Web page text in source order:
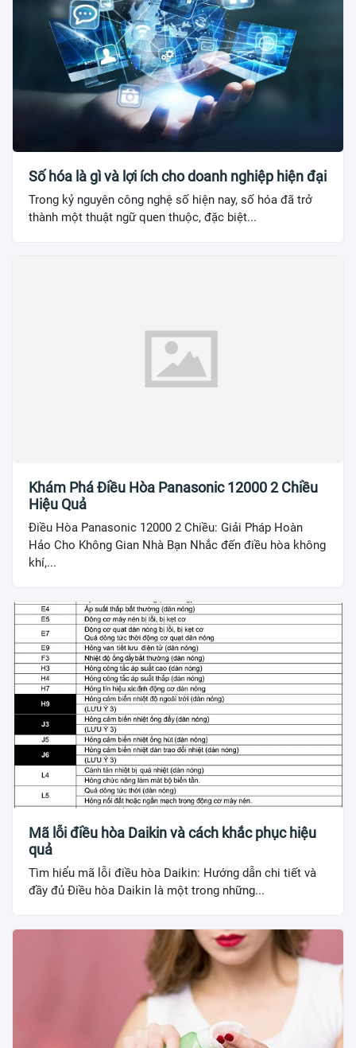
Số hóa là gì và lợi ích cho doanh nghiệp hiện đại
Trong kỷ nguyên công nghệ số hiện nay, số hóa đã trở
thành một thuật ngữ quen thuộc, đặc biệt...
Khám Phá Điều Hòa Panasonic 12000 2 Chiều
Hiệu Quả
Điều Hòa Panasonic 12000 2 Chiều: Giải Pháp Hoàn
Hảo Cho Không Gian Nhà Bạn Nhắc đến điều hòa không
khí,...
Mã lỗi điều hòa Daikin và cách khắc phục hiệu
quả
Tìm hiểu mã lỗi điều hòa Daikin: Hướng dẫn chi tiết và
đầy đủ Điều hòa Daikin là một trong những...